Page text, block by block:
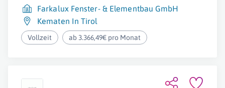
Farkalux Fenster- & Elementbau GmbH
Kematen In Tirol
Vollzeit ab 3.366,49€ pro Monat